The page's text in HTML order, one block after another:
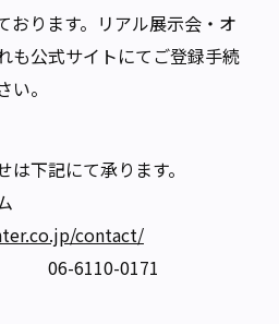
ります。リアル展示会・オ
も公式サイトにてご登録手続
。
下記にて承ります。
ム
contact/
06-6110-0171